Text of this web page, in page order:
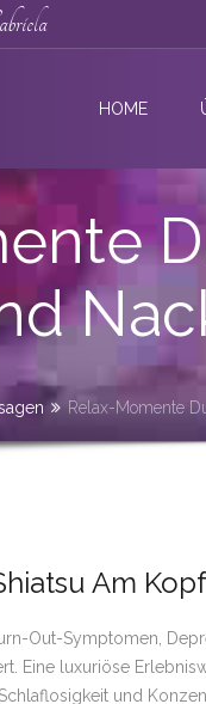
HOME
Relax-Momente
Am
Out-Symptomen,
Eine luxuriöse
und